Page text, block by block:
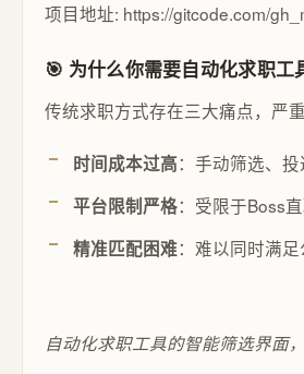
项目地址: https://gitcode.com/
🎯 为什么你需要自动化求职工
传统求职方式存在三大痛点，严
时间成本过高：手动筛选、
平台限制严格：受限于Boss
精准匹配困难：难以同时满
自动化求职工具的智能筛选界面